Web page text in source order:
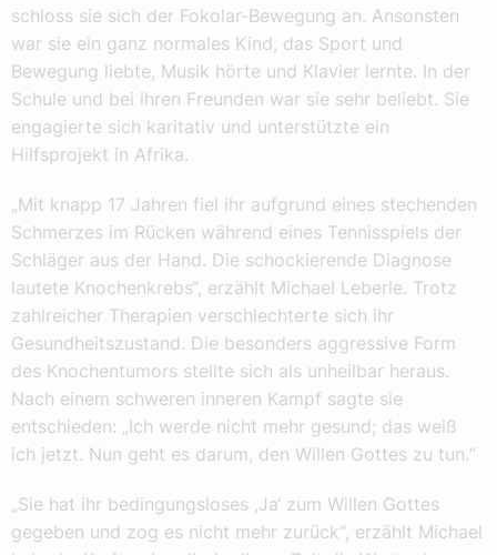
schloss sie sich der Fokolar-Bewegung an. Ansonsten
war sie ein ganz normales Kind, das Sport und
Bewegung liebte, Musik hörte und Klavier lernte. In der
Schule und bei ihren Freunden war sie sehr beliebt. Sie
engagierte sich karitativ und unterstützte ein
Hilfsprojekt in Afrika.
„Mit knapp 17 Jahren fiel ihr aufgrund eines stechenden
Schmerzes im Rücken während eines Tennisspiels der
Schläger aus der Hand. Die schockierende Diagnose
lautete Knochenkrebs“, erzählt Michael Leberle. Trotz
zahlreicher Therapien verschlechterte sich ihr
Gesundheitszustand. Die besonders aggressive Form
des Knochentumors stellte sich als unheilbar heraus.
Nach einem schweren inneren Kampf sagte sie
entschieden: „Ich werde nicht mehr gesund; das weiß
ich jetzt. Nun geht es darum, den Willen Gottes zu tun.“
„Sie hat ihr bedingungsloses ,Ja‘ zum Willen Gottes
gegeben und zog es nicht mehr zurück“, erzählt Michael